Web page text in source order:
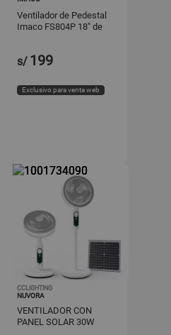
Ventilador de Pedestal
Imaco FS804P 18" de
s/ 199
Exclusivo para venta web
CCLIGHTING
NUVORA
VENTILADOR CON
PANEL SOLAR 30W